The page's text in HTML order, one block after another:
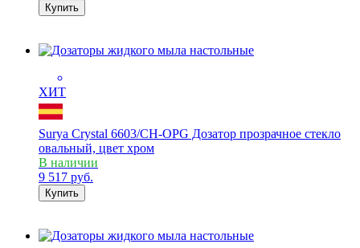
Купить
ХИТ
Surya Crystal 6603/CH-OPG Дозатор прозрачное стекло
овальный, цвет хром
В наличии
9 517 руб.
Купить